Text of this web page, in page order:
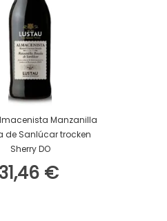
In Den WarenkorbManzanilla
de Sanlúcar trocken
Sherry DO
31,46 €